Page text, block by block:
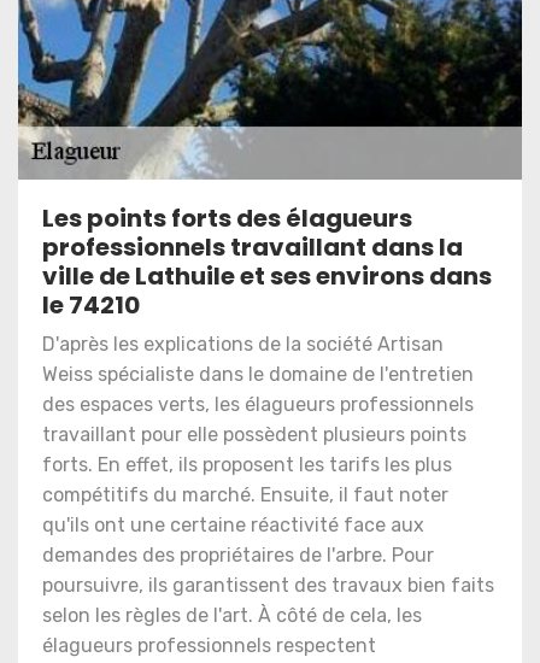
Les points forts des élagueurs
professionnels travaillant dans la
ville de Lathuile et ses environs dans
le 74210
D'après les explications de la société Artisan
Weiss spécialiste dans le domaine de l'entretien
des espaces verts, les élagueurs professionnels
travaillant pour elle possèdent plusieurs points
forts. En effet, ils proposent les tarifs les plus
compétitifs du marché. Ensuite, il faut noter
qu'ils ont une certaine réactivité face aux
demandes des propriétaires de l'arbre. Pour
poursuivre, ils garantissent des travaux bien faits
selon les règles de l'art. À côté de cela, les
élagueurs professionnels respectent